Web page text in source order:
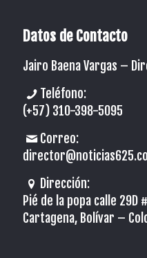
Datos de Contacto
Jairo Baena Vargas –
Teléfono:
(+57) 310-398-5095
Correo:
director@noticias625.co
Dirección:
Pié de la popa calle 29D
Cartagena, Bolívar –